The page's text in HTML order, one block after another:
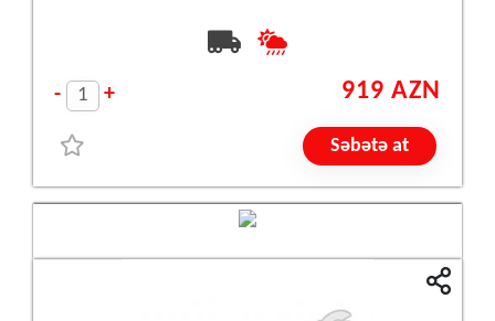
- + 919 AZN
Səbətə at